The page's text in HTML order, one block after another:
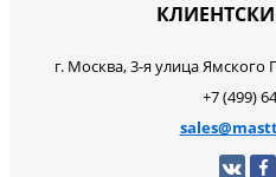
г. Москва, 3-я улица Ямского
+7 (499)